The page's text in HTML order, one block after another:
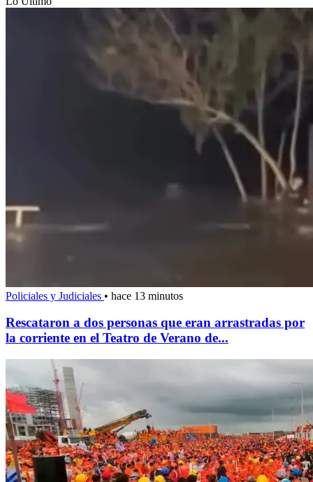
Policiales y Judiciales • hace 13 minutos
Rescataron a dos personas que eran arrastradas por
la corriente en el Teatro de Verano de...